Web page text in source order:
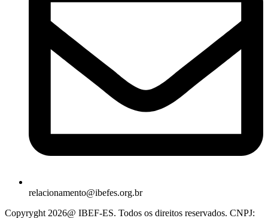
relacionamento@ibefes.org.br
Copyryght 2026@ IBEF-ES. Todos os direitos reservados. CNPJ: